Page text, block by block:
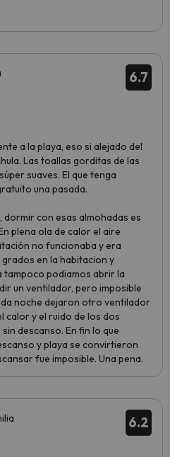
6.7
a la playa, eso si alejado del
Las toallas gorditas de las
suaves. El que tenga
una pasada.
con esas almohadas es
plena ola de calor el aire
no funcionaba y era
en la habitacion y
tampoco podiamos abrir la
un ventilador, pero imposible
noche dejaron otro ventilador
calor y el ruido de los dos
descanso. En fin lo que
y playa se convirtieron
fue imposible. Una pena.
6.2